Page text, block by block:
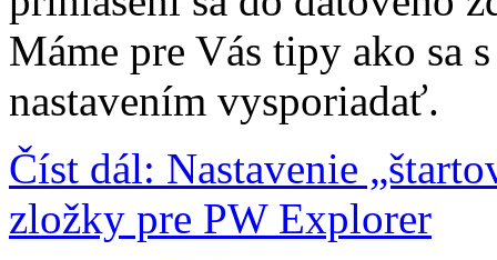
Máme pre Vás tipy ako sa
nastavením vysporiadať.
Číst dál: Nastavenie
zložky pre PW Explorer